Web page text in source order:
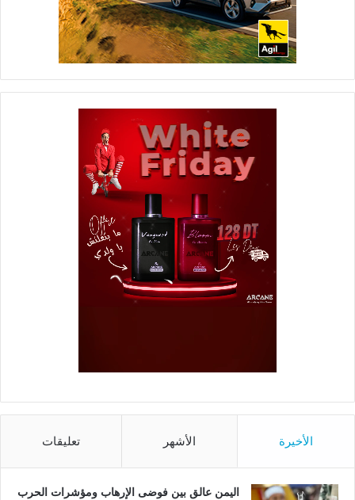
الأخيرة الأشهر تعليقات
اليمن عالق بين فوضى الإرهاب ومؤشرات الحرب